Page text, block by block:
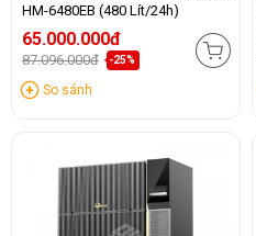
HM-6480EB (480 Lít/24h)
65.000.000đ
87.096.000đ -25%
So sánh